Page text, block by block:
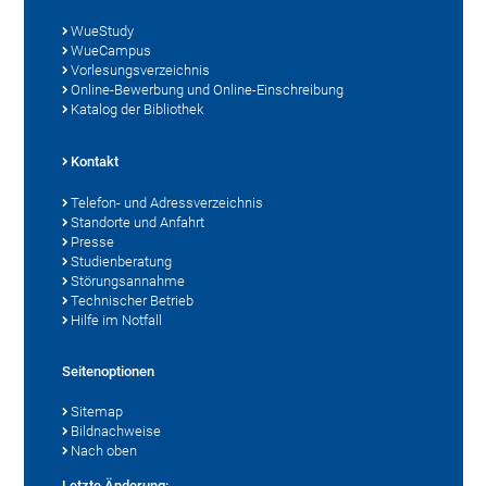
WueStudy
WueCampus
Vorlesungsverzeichnis
Online-Bewerbung und Online-Einschreibung
Katalog der Bibliothek
Kontakt
Telefon- und Adressverzeichnis
Standorte und Anfahrt
Presse
Studienberatung
Störungsannahme
Technischer Betrieb
Hilfe im Notfall
Seitenoptionen
Sitemap
Bildnachweise
Nach oben